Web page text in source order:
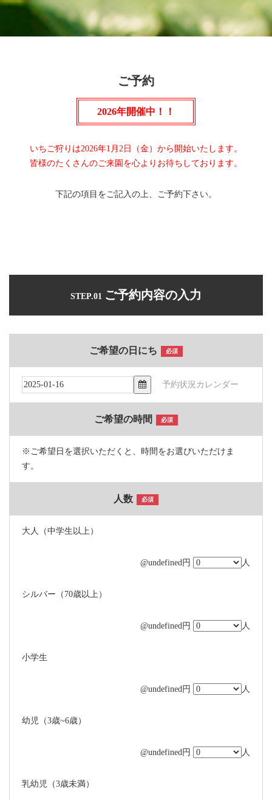
ご予約
2026年開催中！！
いちご狩りは2026年1月2日（金）から開始いたします。
皆様のたくさんのご来園を心よりお待ちしております。
下記の項目をご記入の上、ご予約下さい。
STEP.01 ご予約内容の入力
ご希望の日にち 必須
予約状況カレンダー
ご希望の時間 必須
※ご希望日を選択いただくと、時間をお選びいただけま
す。
人数 必須
大人（中学生以上）
@undefined円 人
シルバー（70歳以上）
@undefined円 人
小学生
@undefined円 人
幼児（3歳~6歳）
@undefined円 人
乳幼児（3歳未満）